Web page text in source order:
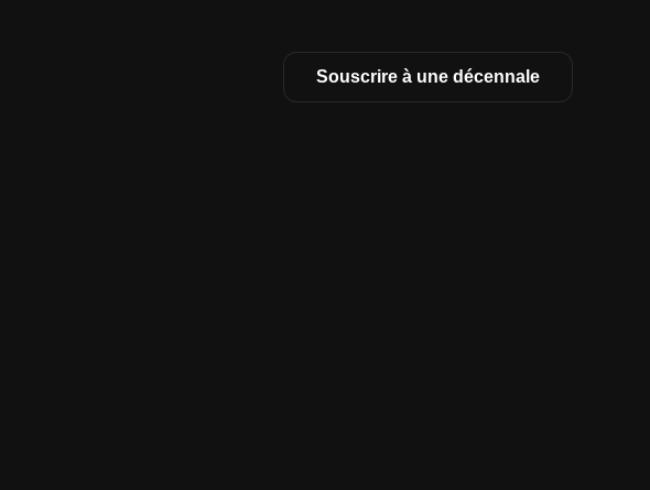
Souscrire à une décennale